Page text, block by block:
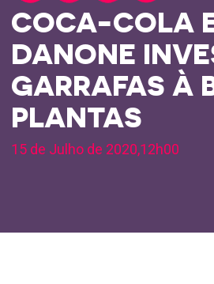
COCA-COLA
DANONE
GARRAFAS À
PLANTAS
15 de Julho de 2020,12h00